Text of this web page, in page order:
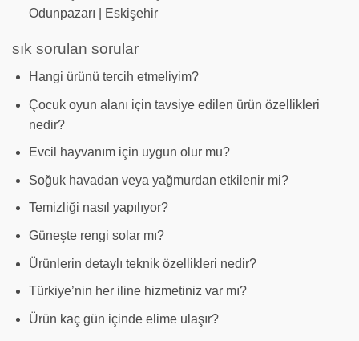
Odunpazarı | Eskişehir
sık sorulan sorular
Hangi ürünü tercih etmeliyim?
Çocuk oyun alanı için tavsiye edilen ürün özellikleri
nedir?
Evcil hayvanım için uygun olur mu?
Soğuk havadan veya yağmurdan etkilenir mi?
Temizliği nasıl yapılıyor?
Güneşte rengi solar mı?
Ürünlerin detaylı teknik özellikleri nedir?
Türkiye’nin her iline hizmetiniz var mı?
Ürün kaç gün içinde elime ulaşır?